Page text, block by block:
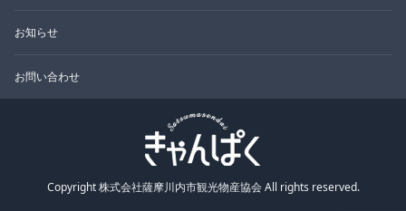
お知らせ
お問い合わせ
Copyright 株式会社薩摩川内市観光物産協会 All rights reserved.